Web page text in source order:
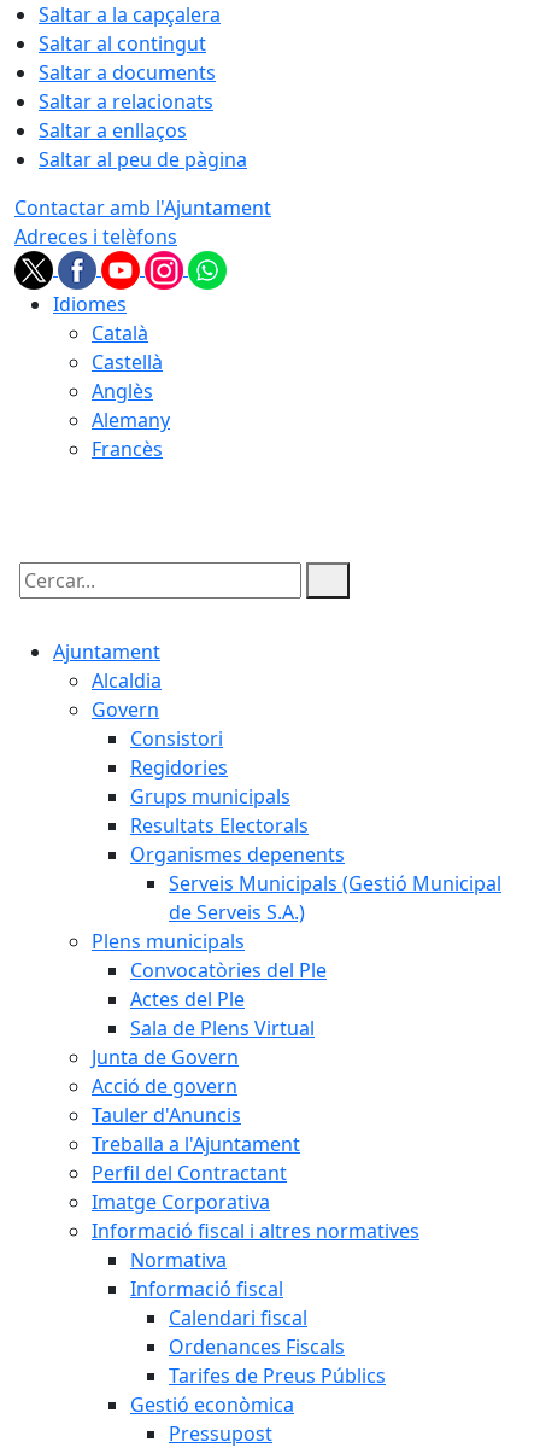
Saltar a la capçalera
Saltar al contingut
Saltar a documents
Saltar a relacionats
Saltar a enllaços
Saltar al peu de pàgina
Contactar amb l'Ajuntament
Adreces i telèfons
Idiomes
Català
Castellà
Anglès
Alemany
Francès
Cercar:
Ajuntament
Alcaldia
Govern
Consistori
Regidories
Grups municipals
Resultats Electorals
Organismes depenents
Serveis Municipals (Gestió Municipal
de Serveis S.A.)
Plens municipals
Convocatòries del Ple
Actes del Ple
Sala de Plens Virtual
Junta de Govern
Acció de govern
Tauler d'Anuncis
Treballa a l'Ajuntament
Perfil del Contractant
Imatge Corporativa
Informació fiscal i altres normatives
Normativa
Informació fiscal
Calendari fiscal
Ordenances Fiscals
Tarifes de Preus Públics
Gestió econòmica
Pressupost